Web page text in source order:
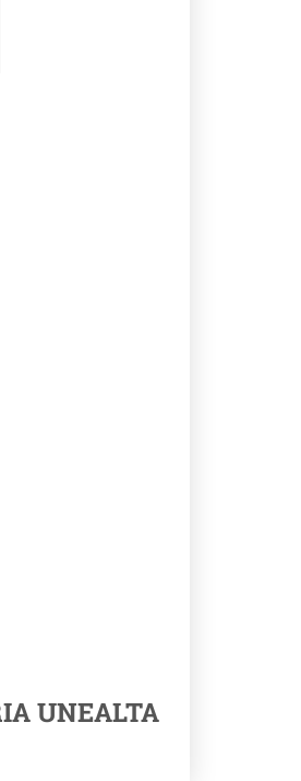
UNEALTA